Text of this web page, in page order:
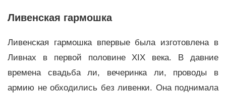
Ливенская гармошка
Ливенская гармошка впервые была изготовлена в
Ливнах в первой половине XIX века. В давние
времена свадьба ли, вечеринка ли, проводы в
армию не обходились без ливенки. Она поднимала